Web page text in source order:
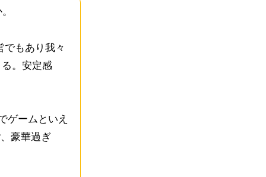
でもあり我々
。安定感
ゲームといえ
豪華過ぎ